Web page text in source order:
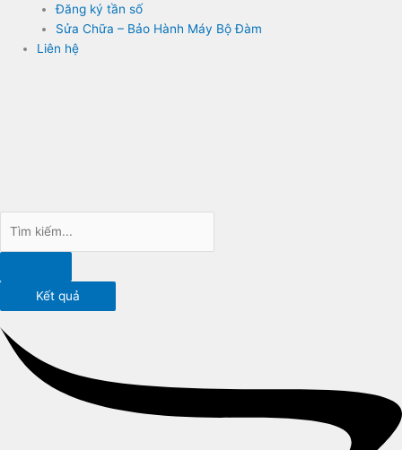
Đăng ký tần số
Sửa Chữa – Bảo Hành Máy Bộ Đàm
Liên hệ
Kết quả